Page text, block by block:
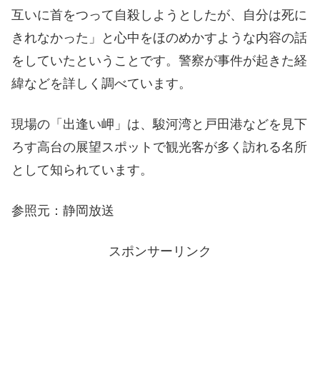
互いに首をつって自殺しようとしたが、自分は死に
きれなかった」と心中をほのめかすような内容の話
をしていたということです。警察が事件が起きた経
緯などを詳しく調べています。
現場の「出逢い岬」は、駿河湾と戸田港などを見下
ろす高台の展望スポットで観光客が多く訪れる名所
として知られています。
参照元：静岡放送
スポンサーリンク